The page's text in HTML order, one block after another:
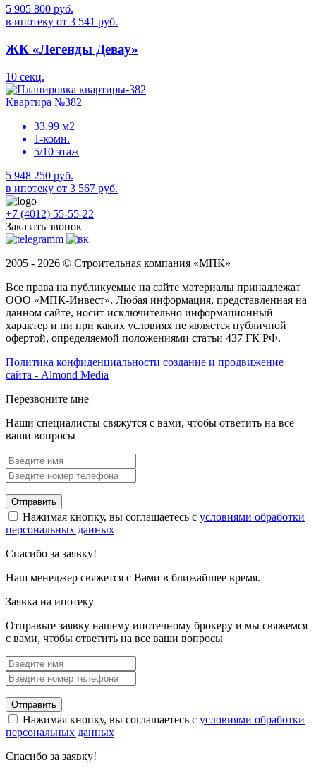
5 905 800 руб.
в ипотеку от 3 541 руб.
ЖК «Легенды Девау»
10 секц.
Квартира №382
33.99 м2
1-комн.
5/10 этаж
5 948 250 руб.
в ипотеку от 3 567 руб.
+7 (4012) 55-55-22
Заказать звонок
2005 - 2026 © Строительная компания «МПК»
Все права на публикуемые на сайте материалы принадлежат
ООО «МПК-Инвест». Любая информация, представленная на
данном сайте, носит исключительно информационный
характер и ни при каких условиях не является публичной
офертой, определяемой положениями статьи 437 ГК РФ.
Политика конфиденциальности создание и продвижение
сайта - Almond Media
Перезвоните мне
Наши специалисты свяжутся с вами, чтобы ответить на все
ваши вопросы
Отправить
Нажимая кнопку, вы соглашаетесь с условиями обработки
персональных данных
Спасибо за заявку!
Наш менеджер свяжется с Вами в ближайшее время.
Заявка на ипотеку
Отправьте заявку нашему ипотечному брокеру и мы свяжемся
с вами, чтобы ответить на все ваши вопросы
Отправить
Нажимая кнопку, вы соглашаетесь с условиями обработки
персональных данных
Спасибо за заявку!